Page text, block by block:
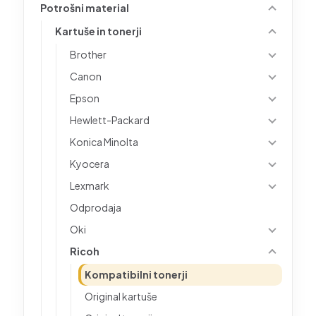
Potrošni material
Kartuše in tonerji
Brother
Canon
Epson
Hewlett-Packard
Konica Minolta
Kyocera
Lexmark
Odprodaja
Oki
Ricoh
Kompatibilni tonerji
Original kartuše